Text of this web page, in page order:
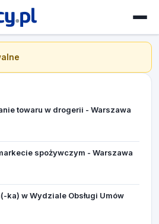
towaru w drogerii - Warszawa
spożywczym - Warszawa
ka) w Wydziale Obsługi Umów